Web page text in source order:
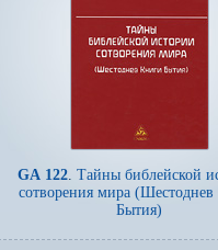
GA 122. Тайны библейской
сотворения мира
Бытия)